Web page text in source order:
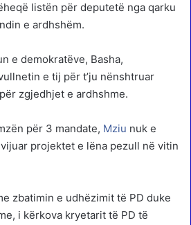
listën për deputetë nga qarku
e ardhshëm.
e demokratëve, Basha,
e tij për t’ju nënshtruar
zgjedhjet e ardhshme.
për 3 mandate, Mziu nuk e
projektet e lëna pezull në vitin
zbatimin e udhëzimit të PD duke
i kërkova kryetarit të PD të